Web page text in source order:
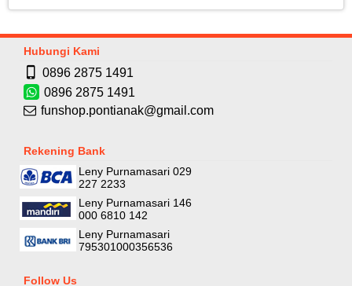
Hubungi Kami
0896 2875 1491
0896 2875 1491
funshop.pontianak@gmail.com
Rekening Bank
Leny Purnamasari 029
227 2233
Leny Purnamasari 146
000 6810 142
Leny Purnamasari
795301000356536
Follow Us